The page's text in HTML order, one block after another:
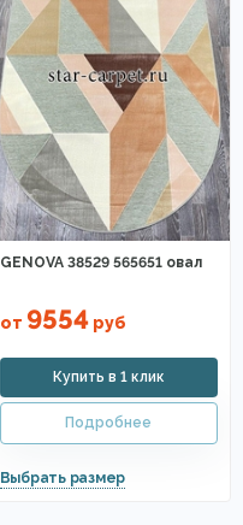
GENOVA 38529 565651 овал
от 9554руб